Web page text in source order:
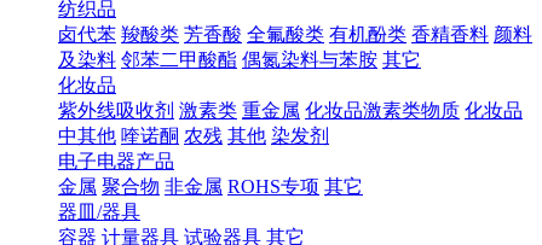
纺织品
卤代苯 羧酸类 芳香酸 全氟酸类 有机酚类 香精香料 颜料
及染料 邻苯二甲酸酯 偶氮染料与苯胺 其它
化妆品
紫外线吸收剂 激素类 重金属 化妆品激素类物质 化妆品
中其他 喹诺酮 农残 其他 染发剂
电子电器产品
金属 聚合物 非金属 ROHS专项 其它
器皿/器具
容器 计量器具 试验器具 其它